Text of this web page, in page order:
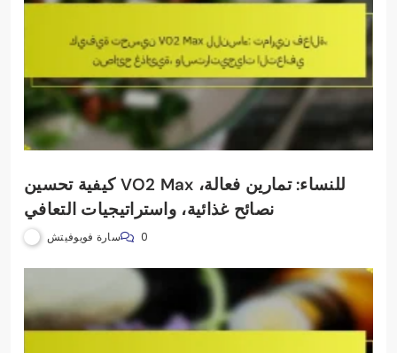
كيفية تحسين VO2 Max للنساء: تمارين فعالة،
نصائح غذائية، واستراتيجيات التعافي
سارة فويوفيتش 0